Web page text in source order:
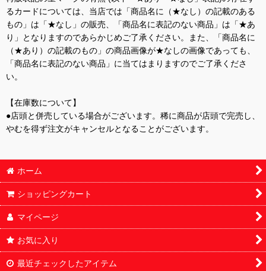
るカードについては、当店では「商品名に（★なし）の記載のある
もの」は「★なし」の販売、「商品名に表記のない商品」は「★あ
り」となりますのであらかじめご了承ください。また、「商品名に
（★あり）の記載のもの」の商品画像が★なしの画像であっても、
「商品名に表記のない商品」に当てはまりますのでご了承くださ
い。
【在庫数について】
●店頭と併売している場合がございます。稀に商品が店頭で完売し、
やむを得ず注文がキャンセルとなることがございます。
ホーム
ショッピングカート
マイページ
お気に入り
最近チェックしたアイテム